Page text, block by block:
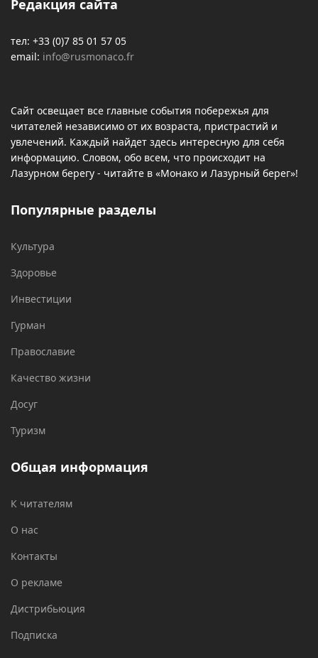
Редакция сайта
тел: +33 (0)7 85 01 57 05
email: info@rusmonaco.fr
Сайт освещает все главные события побережья для
читателей независимо от их возраста, пристрастий и
увлечений. Каждый найдет здесь интересную для себя
информацию. Словом, обо всем, что происходит на
Лазурном берегу - читайте в «Монако и Лазурный берег»!
Популярные разделы
Культура
Здоровье
Инвестиции
Гурман
Православие
Качество жизни
Досуг
Туризм
Общая информация
К читателям
О нас
Контакты
О рекламе
Дистрибьюция
Подписка